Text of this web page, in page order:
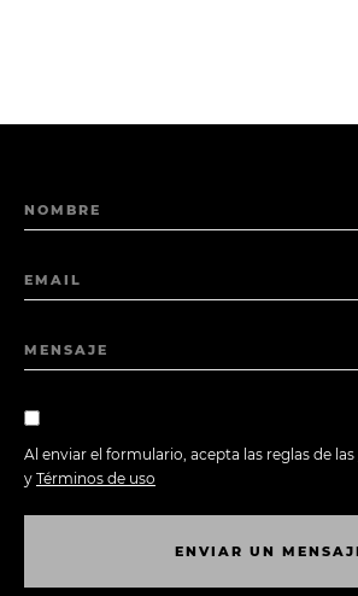
NOMBRE
EMAIL
MENSAJE
Al enviar el formulario, acepta las reglas de las
y Términos de uso
EN VI AR U N M EN SAJ